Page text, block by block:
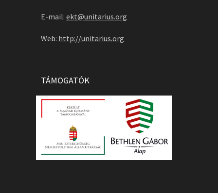
E-mail: ekt@unitarius.org
Web: http://unitarius.org
TÁMOGATÓK